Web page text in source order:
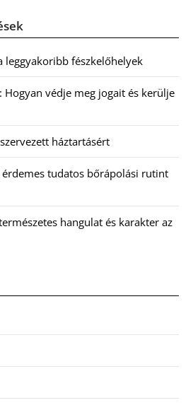
leggyakoribb fészkelőhelyek
Hogyan védje meg jogait és kerülje
háztartásért
tudatos bőrápolási rutint
hangulat és karakter az